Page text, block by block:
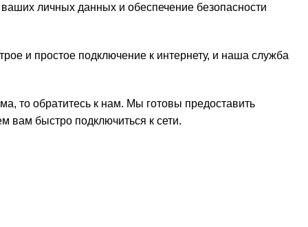
личных данных и обеспечение безопасности
и простое подключение к интернету, и наша служба
то обратитесь к нам. Мы готовы предоставить
быстро подключиться к сети.